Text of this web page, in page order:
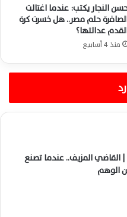
النجار يكتب: عندما اغتالت
حلم مصر.. هل خسرت كرة
عدالتها؟
منذ 4 أسابيع
القاضي المزيف.. عندما تصنع
الوهم